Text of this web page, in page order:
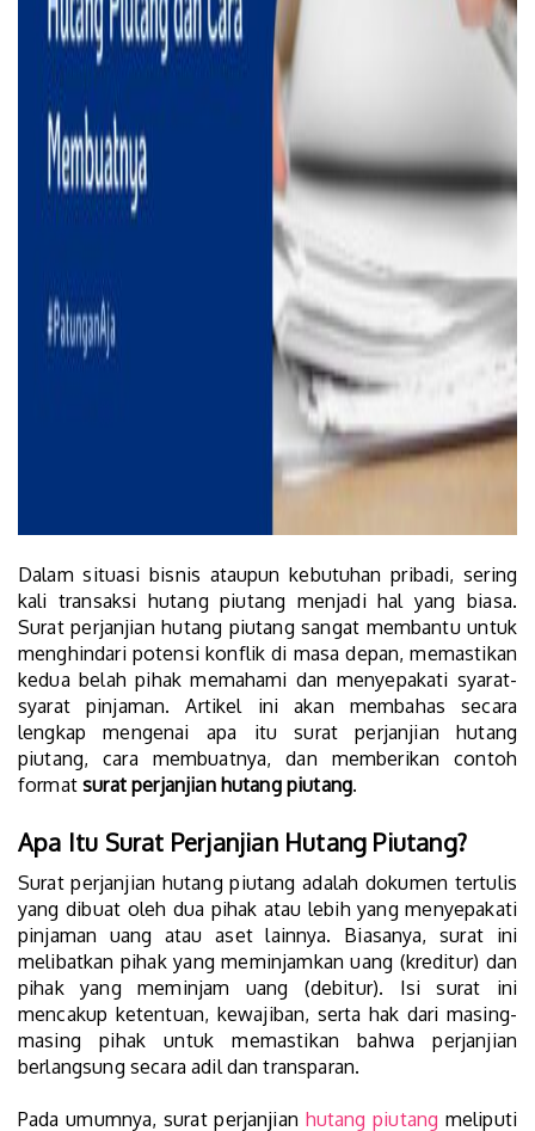
Dalam situasi bisnis ataupun kebutuhan pribadi, sering
kali transaksi hutang piutang menjadi hal yang biasa.
Surat perjanjian hutang piutang sangat membantu untuk
menghindari potensi konflik di masa depan, memastikan
kedua belah pihak memahami dan menyepakati syarat-
syarat pinjaman. Artikel ini akan membahas secara
lengkap mengenai apa itu surat perjanjian hutang
piutang, cara membuatnya, dan memberikan contoh
formatsurat perjanjian hutang piutang.
Apa Itu Surat Perjanjian Hutang Piutang?
Surat perjanjian hutang piutang adalah dokumen tertulis
yang dibuat oleh dua pihak atau lebih yang menyepakati
pinjaman uang atau aset lainnya. Biasanya, surat ini
melibatkan pihak yang meminjamkan uang (kreditur) dan
pihak yang meminjam uang (debitur). Isi surat ini
mencakup ketentuan, kewajiban, serta hak dari masing-
masing pihak untuk memastikan bahwa perjanjian
berlangsung secara adil dan transparan.
Pada umumnya, surat perjanjian hutang piutang meliputi